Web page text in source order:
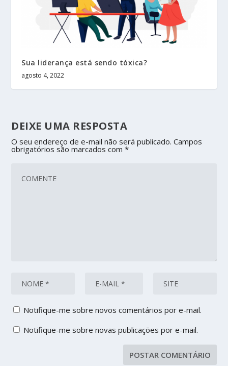
Sua liderança está sendo tóxica?
agosto 4, 2022
DEIXE UMA RESPOSTA
O seu endereço de e-mail não será publicado. Campos
obrigatórios são marcados com*
Notifique-me sobre novos comentários por e-mail.
Notifique-me sobre novas publicações por e-mail.